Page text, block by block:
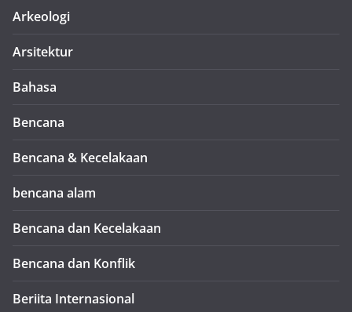
Arkeologi
Arsitektur
Bahasa
Bencana
Bencana & Kecelakaan
bencana alam
Bencana dan Kecelakaan
Bencana dan Konflik
Beriita Internasional